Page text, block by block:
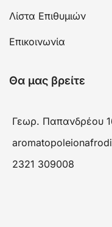
Λίστα Επιθυμιών
Επικοινωνία
Θα μας βρείτε
Γεωρ. Παπανδρέου
2321 309008